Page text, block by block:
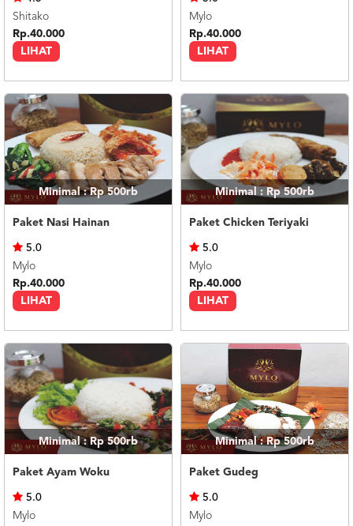
LIHAT
Shitako
Rp.40.000
LIHAT
Mylo
Rp.40.000
Minimal : Rp 500rb
Paket Nasi Hainan
LIHAT
5.0
Mylo
Rp.40.000
Minimal : Rp 500rb
Paket Chicken Teriyaki
LIHAT
5.0
Mylo
Rp.40.000
Minimal : Rp 500rb
Paket Ayam Woku
5.0
Mylo
Minimal : Rp 500rb
Paket Gudeg
5.0
Mylo